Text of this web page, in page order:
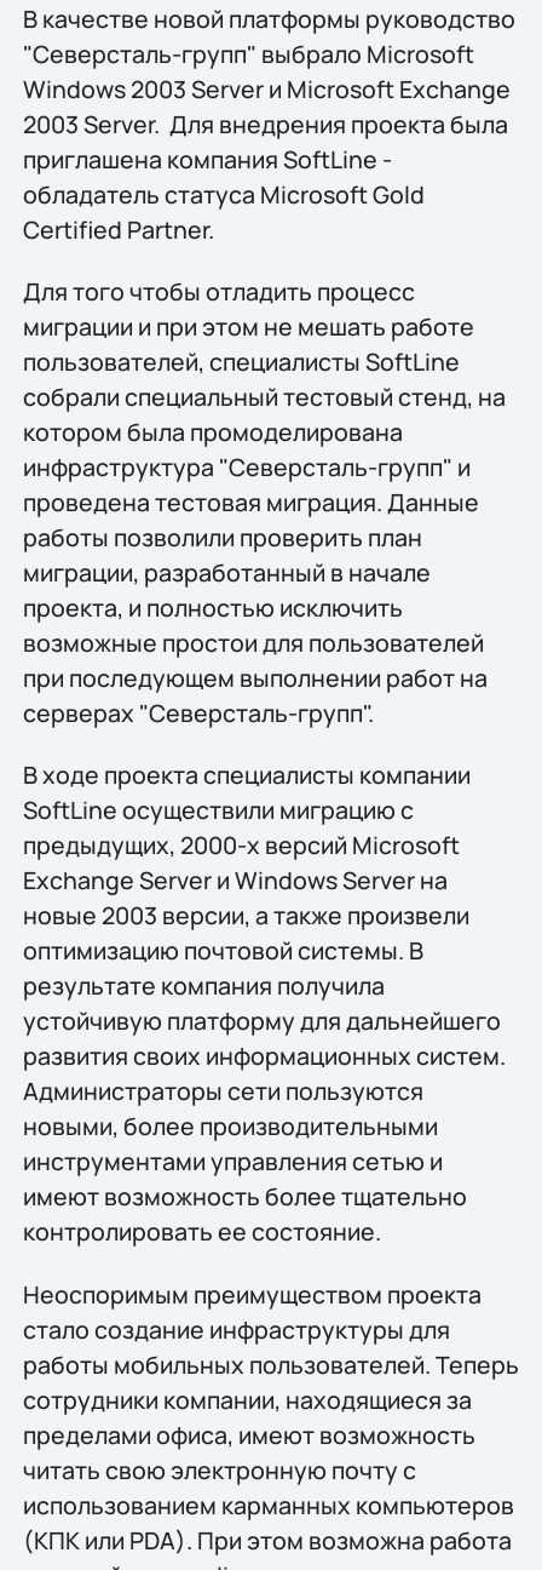
В качестве новой платформы руководство
"Северсталь-групп" выбрало Microsoft
Windows 2003 Server и Microsoft Exchange
2003 Server. Для внедрения проекта была
приглашена компания SoftLine -
обладатель статуса Microsoft Gold
Certified Partner.
Для того чтобы отладить процесс
миграции и при этом не мешать работе
пользователей, специалисты SoftLine
собрали специальный тестовый стенд, на
котором была промоделирована
инфраструктура "Северсталь-групп" и
проведена тестовая миграция. Данные
работы позволили проверить план
миграции, разработанный в начале
проекта, и полностью исключить
возможные простои для пользователей
при последующем выполнении работ на
серверах "Северсталь-групп".
В ходе проекта специалисты компании
SoftLine осуществили миграцию с
предыдущих, 2000-х версий Microsoft
Exchange Server и Windows Server на
новые 2003 версии, а также произвели
оптимизацию почтовой системы. В
результате компания получила
устойчивую платформу для дальнейшего
развития своих информационных систем.
Администраторы сети пользуются
новыми, более производительными
инструментами управления сетью и
имеют возможность более тщательно
контролировать ее состояние.
Неоспоримым преимуществом проекта
стало создание инфраструктуры для
работы мобильных пользователей. Теперь
сотрудники компании, находящиеся за
пределами офиса, имеют возможность
читать свою электронную почту с
использованием карманных компьютеров
(КПК или PDA). При этом возможна работа